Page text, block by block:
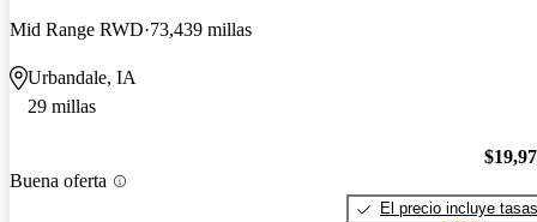
Mid Range RWD 73,439 millas
Urbandale, IA
29 millas
Buena oferta
El precio incluye tasas